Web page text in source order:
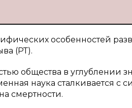
особенностей
(РТ).
общества в углублении
наука сталкивается с
смертности.